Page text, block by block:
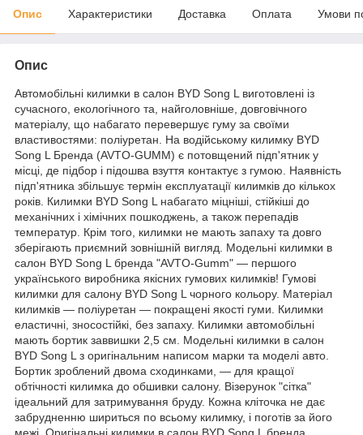
Опис Характеристики Доставка Оплата Умови
Опис
Автомобільні килимки в салон BYD Song L виготовлені із
сучасного, екологічного та, найголовніше, довговічного
матеріалу, що набагато перевершує гуму за своїми
властивостями: поліуретан. На водійському килимку BYD
Song L Бренда (AVTO-GUMM) є потовщений підп'ятник у
місці, де підбор і підошва взуття контактує з гумою. Наявність
підп'ятника збільшує термін експлуатації килимків до кількох
років. Килимки BYD Song L набагато міцніші, стійкіші до
механічних і хімічних пошкоджень, а також перепадів
температур. Крім того, килимки не мають запаху та довго
зберігають приємний зовнішній вигляд. Модельні килимки в
салон BYD Song L бренда "AVTO-Gumm" — першого
українського виробника якісних гумових килимків! Гумові
килимки для салону BYD Song L чорного кольору. Матеріал
килимків — поліуретан — покращені якості гуми. Килимки
еластичні, зносостійкі, без запаху. Килимки автомобільні
мають бортик заввишки 2,5 см. Модельні килимки в салон
BYD Song L з оригінальним написом марки та моделі авто.
Бортик зроблений двома сходинками, — для кращої
обтічності килимка до обшивки салону. Візерунок "сітка"
ідеальний для затримування бруду. Кожна кліточка не дає
забрудненню шириться по всьому килимку, і поготів за його